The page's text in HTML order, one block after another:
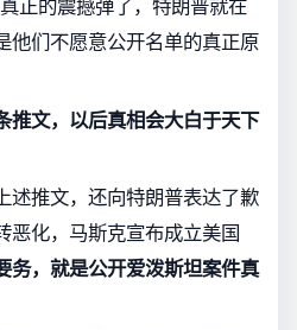
正的震撼弹了，特朗普就在
他们不愿意公开名单的真正原
推文，以后真相会大白于天下
述推文，还向特朗普表达了歉
恶化，马斯克宣布成立美国
务，就是公开爱泼斯坦案件真